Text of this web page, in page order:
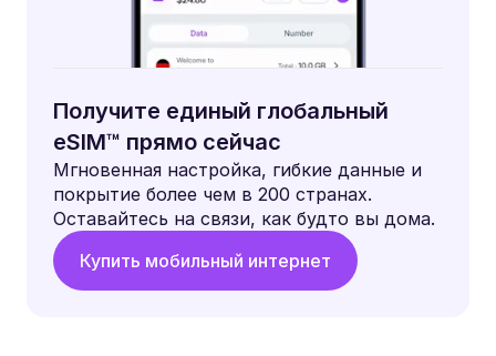
Получите единый глобальный
eSIM™ прямо сейчас
Мгновенная настройка, гибкие данные и
покрытие более чем в 200 странах.
Оставайтесь на связи, как будто вы дома.
Купить мобильный интернет